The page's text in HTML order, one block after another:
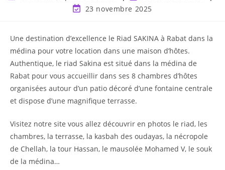
23 novembre 2025
Une destination d’excellence le Riad SAKINA à Rabat dans la
médina pour votre location dans une maison d’hôtes.
Authentique, le riad Sakina est situé dans la médina de
Rabat pour vous accueillir dans ses 8 chambres d’hôtes
organisées autour d’un patio décoré d’une fontaine centrale
et dispose d’une magnifique terrasse.
Visitez notre site vous allez découvrir en photos le riad, les
chambres, la terrasse, la kasbah des oudayas, la nécropole
de Chellah, la tour Hassan, le mausolée Mohamed V, le souk
de la médina…